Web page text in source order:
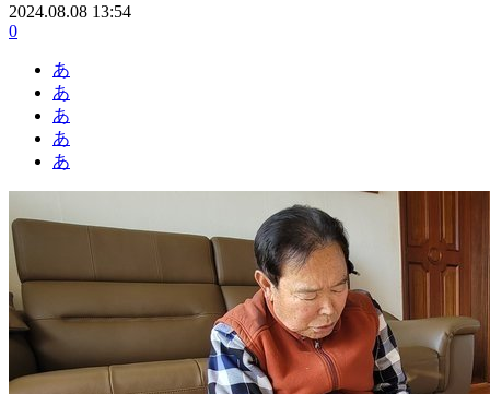
2024.08.08 13:54
0
あ
あ
あ
あ
あ